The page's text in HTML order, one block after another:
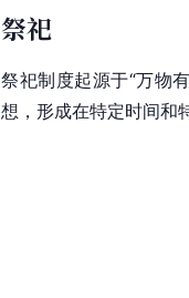
祭祀
祭祀制度起源于“万物
想，形成在特定时间和